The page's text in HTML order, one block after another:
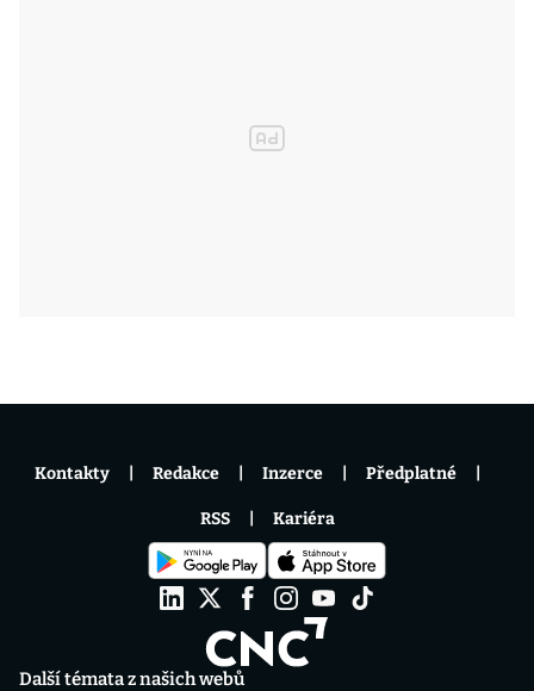
Další témata z našich webů
Kontakty Redakce Inzerce Předplatné
RSS Kariéra